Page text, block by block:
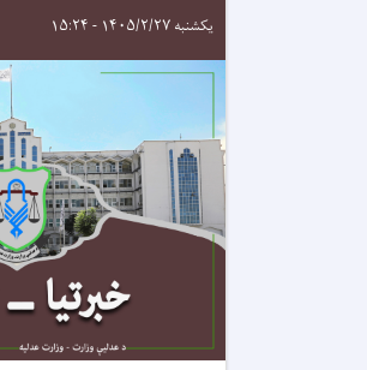
یکشنبه ۱۴۰۵/۲/۲۷ - ۱۵:۲۴